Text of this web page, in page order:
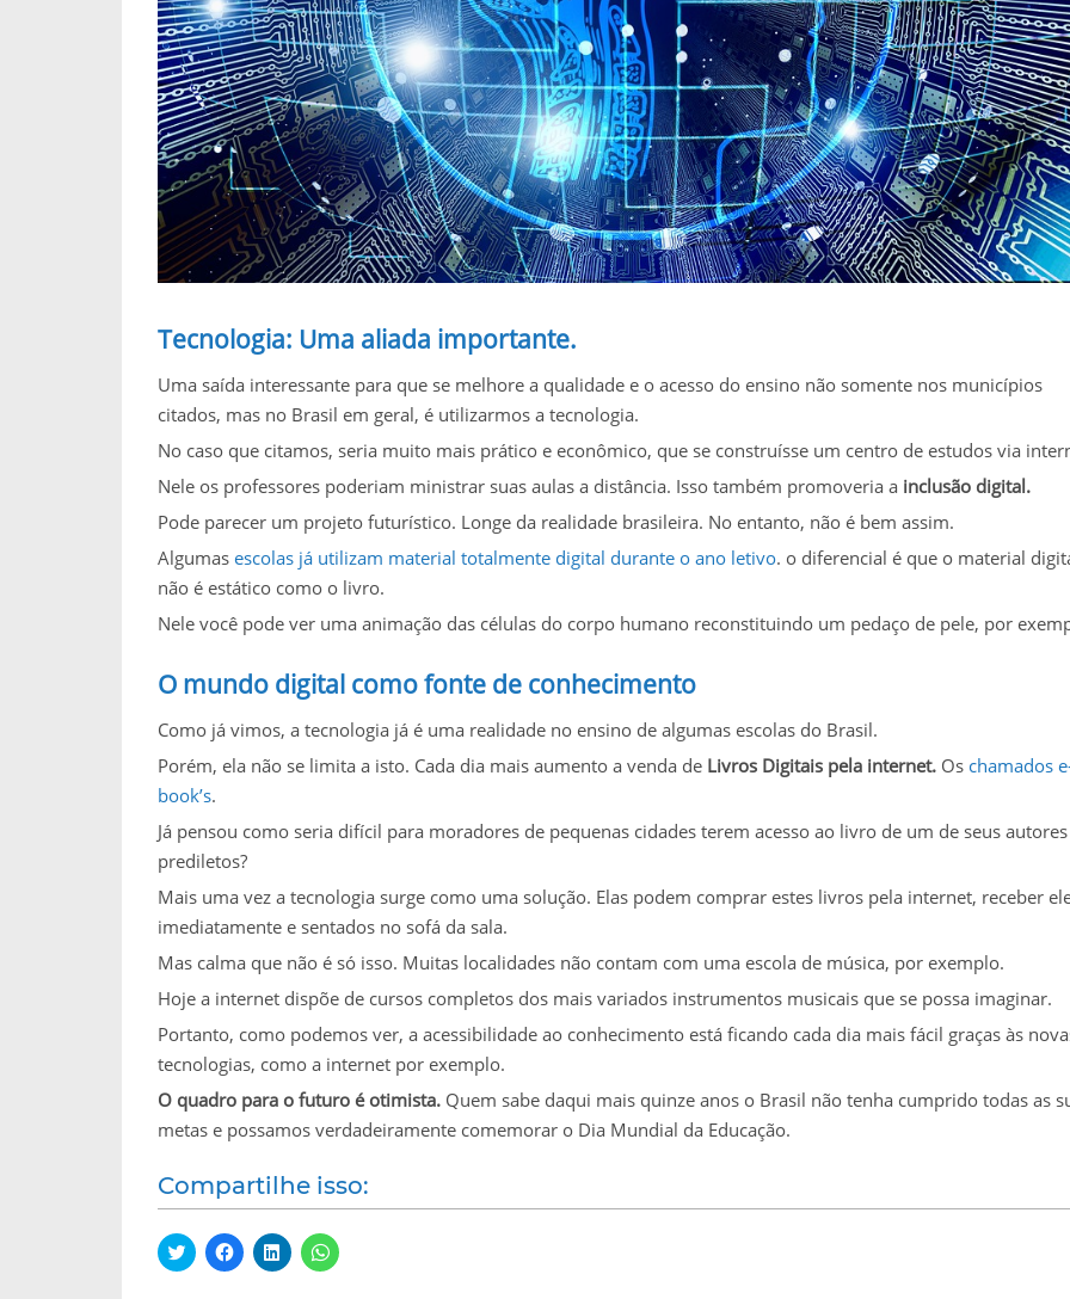
Tecnologia: Uma aliada importante.
Uma saída interessante para que se melhore a qualidade e o acesso do ensino não somente nos municípios
citados, mas no Brasil em geral, é utilizarmos a tecnologia.
No caso que citamos, seria muito mais prático e econômico, que se construísse um centro de estudos via
Nele os professores poderiam ministrar suas aulas a distância. Isso também promoveria a inclusão digital.
Pode parecer um projeto futurístico. Longe da realidade brasileira. No entanto, não é bem assim.
Algumas escolas já utilizam material totalmente digital durante o ano letivo. o diferencial é que o material
não é estático como o livro.
Nele você pode ver uma animação das células do corpo humano reconstituindo um pedaço de pele, por
O mundo digital como fonte de conhecimento
Como já vimos, a tecnologia já é uma realidade no ensino de algumas escolas do Brasil.
Porém, ela não se limita a isto. Cada dia mais aumento a venda de Livros Digitais pela internet. Os chamados
book’s.
Já pensou como seria difícil para moradores de pequenas cidades terem acesso ao livro de um de seus autores
prediletos?
Mais uma vez a tecnologia surge como uma solução. Elas podem comprar estes livros pela internet, receber
imediatamente e sentados no sofá da sala.
Mas calma que não é só isso. Muitas localidades não contam com uma escola de música, por exemplo.
Hoje a internet dispõe de cursos completos dos mais variados instrumentos musicais que se possa imaginar.
Portanto, como podemos ver, a acessibilidade ao conhecimento está ficando cada dia mais fácil graças às
tecnologias, como a internet por exemplo.
O quadro para o futuro é otimista. Quem sabe daqui mais quinze anos o Brasil não tenha cumprido todas as
metas e possamos verdadeiramente comemorar o Dia Mundial da Educação.
Compartilhe isso:
C
l
C
l
C
l
C
l